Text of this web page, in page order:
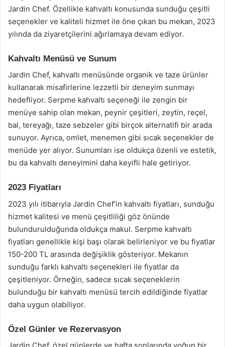
Jardin Chef. Özellikle kahvaltı konusunda sunduğu çeşitli
seçenekler ve kaliteli hizmet ile öne çıkan bu mekan, 2023
yılında da ziyaretçilerini ağırlamaya devam ediyor.
Kahvaltı Menüsü ve Sunum
Jardin Chef, kahvaltı menüsünde organik ve taze ürünler
kullanarak misafirlerine lezzetli bir deneyim sunmayı
hedefliyor. Serpme kahvaltı seçeneği ile zengin bir
menüye sahip olan mekan, peynir çeşitleri, zeytin, reçel,
bal, tereyağı, taze sebzeler gibi birçok alternatifi bir arada
sunuyor. Ayrıca, omlet, menemen gibi sıcak seçenekler de
menüde yer alıyor. Sunumları ise oldukça özenli ve estetik,
bu da kahvaltı deneyimini daha keyifli hale getiriyor.
2023 Fiyatları
2023 yılı itibarıyla Jardin Chef’in kahvaltı fiyatları, sunduğu
hizmet kalitesi ve menü çeşitliliği göz önünde
bulundurulduğunda oldukça makul. Serpme kahvaltı
fiyatları genellikle kişi başı olarak belirleniyor ve bu fiyatlar
150-200 TL arasında değişiklik gösteriyor. Mekanın
sunduğu farklı kahvaltı seçenekleri ile fiyatlar da
çeşitleniyor. Örneğin, sadece sıcak seçeneklerin
bulunduğu bir kahvaltı menüsü tercih edildiğinde fiyatlar
daha uygun olabiliyor.
Özel Günler ve Rezervasyon